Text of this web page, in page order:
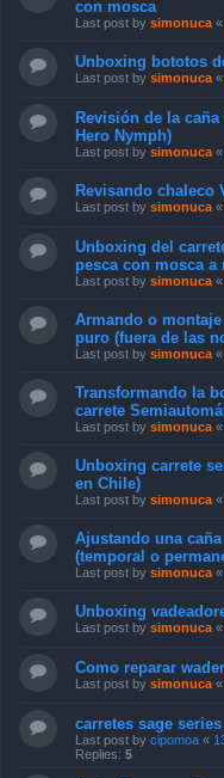
con mosca
Last post by simonuca «
Unboxing bototos
Last post by simonuca «
Revisión de la
Hero Nymph)
Last post by simonuca «
Revisando chaleco
Last post by simonuca «
Unboxing del
pesca con mosca
Last post by simonuca «
Armando o
puro (fuera de las
Last post by simonuca «
Transformando la
carrete
Last post by simonuca «
Unboxing carrete
en Chile)
Last post by simonuca «
Ajustando una
(temporal o
Last post by simonuca «
Unboxing
Last post by simonuca «
Como reparar
Last post by simonuca «
carretes sage series
Last post by cipomoa «
Replies: 5